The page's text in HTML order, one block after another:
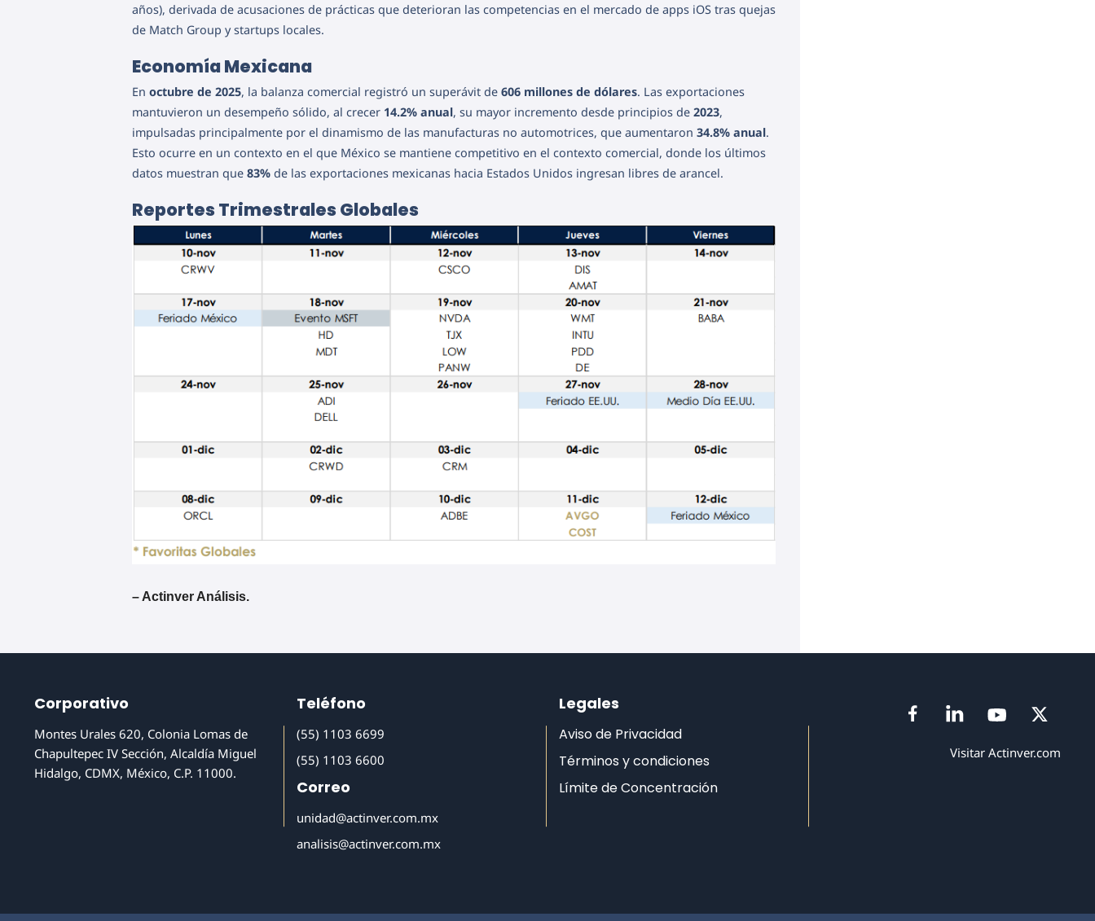
años), derivada de acusaciones de prácticas que deterioran las competencias en el mercado de apps iOS tras quejas
de Match Group y startups locales.
Economía Mexicana
En octubre de 2025, la balanza comercial registró un superávit de 606 millones de dólares. Las exportaciones
mantuvieron un desempeño sólido, al crecer 14.2% anual, su mayor incremento desde principios de 2023,
impulsadas principalmente por el dinamismo de las manufacturas no automotrices, que aumentaron 34.8% anual.
Esto ocurre en un contexto en el que México se mantiene competitivo en el contexto comercial, donde los últimos
datos muestran que 83% de las exportaciones mexicanas hacia Estados Unidos ingresan libres de arancel.
Reportes Trimestrales Globales
– Actinver Análisis.
Corporativo
Montes Urales 620, Colonia Lomas de
Chapultepec IV Sección, Alcaldía Miguel
Hidalgo, CDMX, México, C.P. 11000.
Teléfono
(55) 1103 6699
(55) 1103 6600
Correo
unidad@actinver.com.mx
analisis@actinver.com.mx
Legales
Aviso de Privacidad
Términos y condiciones
Límite de Concentración
Visitar Actinver.com